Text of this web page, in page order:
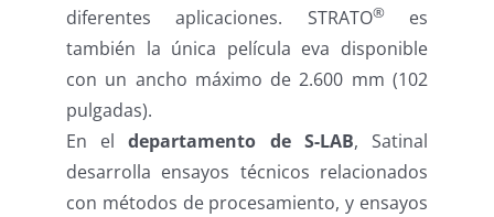
diferentes aplicaciones. STRATO®es
también la única película eva disponible
con un ancho máximo de 2.600 mm (102
pulgadas).
En eldepartamento de S-LAB, Satinal
desarrolla ensayos técnicos relacionados
con métodos de procesamiento, y ensayos